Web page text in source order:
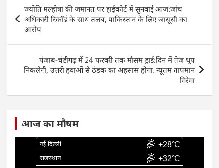
b
o
o
k
A
p
dI
navigation
ज्योति मल्होत्रा की जमानत पर हाईकोर्ट में सुनवाई आज:जांच
अधिकारी रिकॉर्ड के साथ तलब, पाकिस्तान के लिए जासूसी का
आरोप
पंजाब-चंडीगढ़ में 24 फरवरी तक मौसम ड्राई:दिन में तेज धूप
निकलेगी, उत्तरी हवाओं से ठंडक का अहसास होगा, न्यूतम तापमान
गिरेगा
आज का मौषम
नई दिल्ली +28°C
राजस्थान +32°C